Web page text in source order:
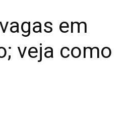
em
veja como